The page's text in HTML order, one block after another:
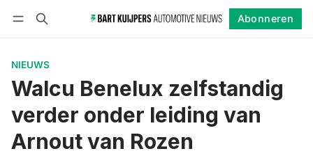
Abonneren
NIEUWS
Walcu Benelux zelfstandig
verder onder leiding van
Arnout van Rozen